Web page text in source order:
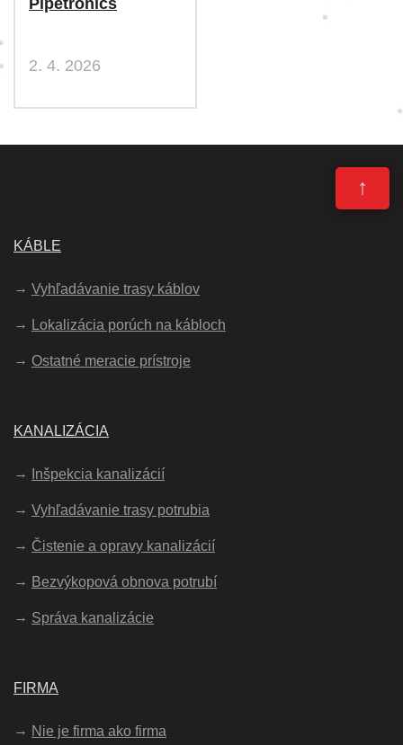
2. 4. 2026
↑
KÁBLE
Vyhľadávanie trasy káblov
Lokalizácia porúch na kábloch
Ostatné meracie prístroje
KANALIZÁCIA
Inšpekcia kanalizácií
Vyhľadávanie trasy potrubia
Čistenie a opravy kanalizácií
Bezvýkopová obnova potrubí
Správa kanalizácie
FIRMA
Nie je firma ako firma